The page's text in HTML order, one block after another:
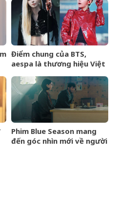
Điểm chung của BTS,
aespa là thương hiệu Việt
Phim Blue Season mang
đến góc nhìn mới về người